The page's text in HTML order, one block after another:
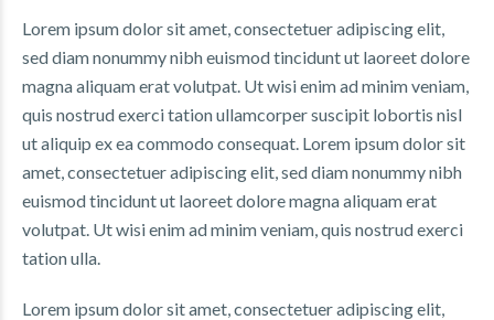
Lorem ipsum dolor sit amet, consectetuer adipiscing elit,
sed diam nonummy nibh euismod tincidunt ut laoreet dolore
magna aliquam erat volutpat. Ut wisi enim ad minim veniam,
quis nostrud exerci tation ullamcorper suscipit lobortis nisl
ut aliquip ex ea commodo consequat. Lorem ipsum dolor sit
amet, consectetuer adipiscing elit, sed diam nonummy nibh
euismod tincidunt ut laoreet dolore magna aliquam erat
volutpat. Ut wisi enim ad minim veniam, quis nostrud exerci
tation ulla.
Lorem ipsum dolor sit amet, consectetuer adipiscing elit,